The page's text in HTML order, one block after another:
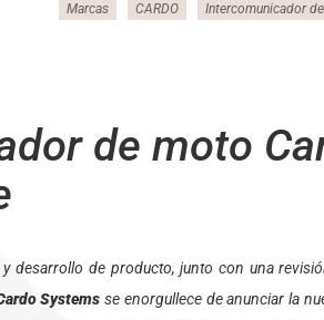
Marcas CARDO Intercomunicador
de moto
desarrollo de producto, junto con una
Systems se enorgullece de anunciar la